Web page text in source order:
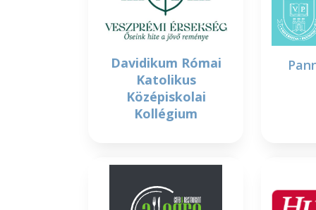
Davidikum Római
Katolikus
Középiskolai
Kollégium